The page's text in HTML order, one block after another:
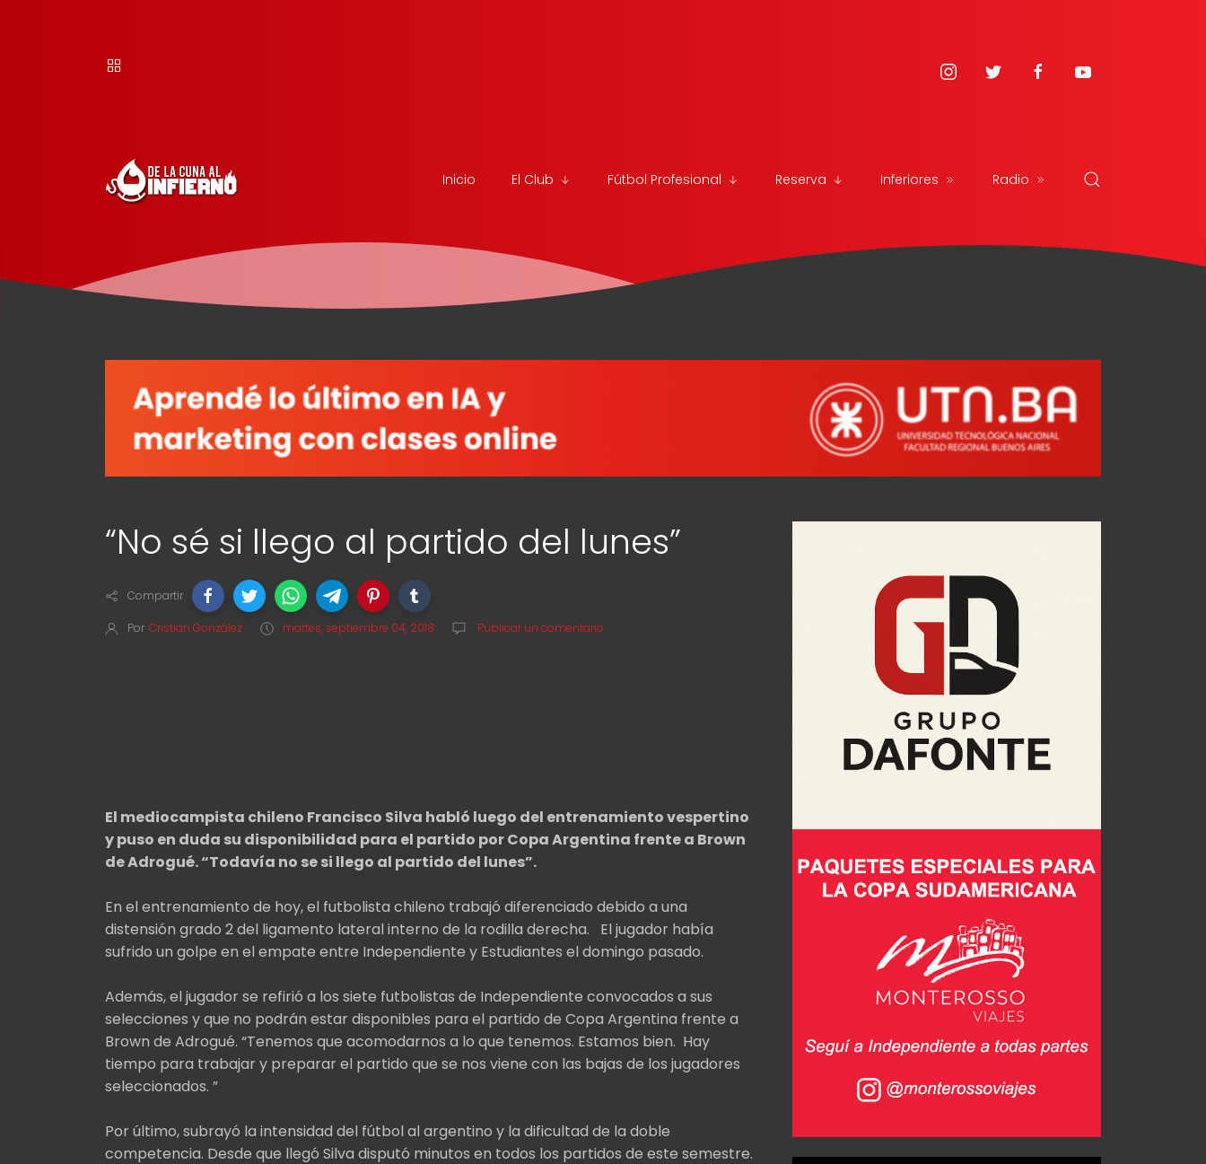
Inicio El Club Fútbol Profesional Reserva Inferiores Radio
“No sé si llego al partido del lunes”
Compartir
Por Cristian González martes, septiembre 04, 2018 Publicar un comentario
El mediocampista chileno Francisco Silva habló luego del entrenamiento vespertino
y puso en duda su disponibilidad para el partido por Copa Argentina frente a Brown
de Adrogué. “Todavía no se si llego al partido del lunes”.
En el entrenamiento de hoy, el futbolista chileno trabajó diferenciado debido a una
distensión grado 2 del ligamento lateral interno de la rodilla derecha. El jugador había
sufrido un golpe en el empate entre Independiente y Estudiantes el domingo pasado.
Además, el jugador se refirió a los siete futbolistas de Independiente convocados a sus
selecciones y que no podrán estar disponibles para el partido de Copa Argentina frente a
Brown de Adrogué. “Tenemos que acomodarnos a lo que tenemos. Estamos bien. Hay
tiempo para trabajar y preparar el partido que se nos viene con las bajas de los jugadores
seleccionados. ”
Por último, subrayó la intensidad del fútbol al argentino y la dificultad de la doble
competencia. Desde que llegó Silva disputó minutos en todos los partidos de este semestre.